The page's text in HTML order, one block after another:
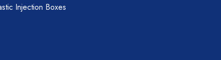
Injection Boxes